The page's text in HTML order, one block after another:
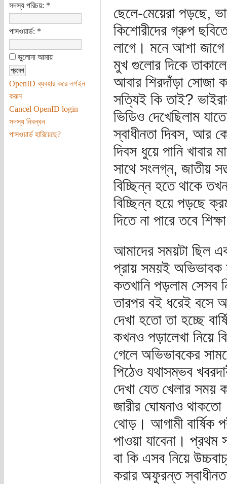
সদস্য পরিচয়: *
পাসওয়ার্ড: *
ভুলোনা আমায়
OpenID ব্যবহার করে লগইন
করুন
Cancel OpenID login
সদস্য নিবন্ধন
পাসওয়ার্ড হারিয়েছে?
ছেলে-মেয়েরা পড়ছে,
কিশোরীদের গ্রুপ
লাগে। মনে আশা
মুখ গুলোর দিকে তাকালে
আবার শিরদাঁড়া সোজা
সত্যিই কি তাই?
ভিডিও দেখেছিলাম
স্বাধীনতা দিবস, আর
দিবস ধুয়ে পানি খাবার
সাথে সংলগ্ন, জাতীয়
বিচ্ছিন্ন হতে থাকে
বিচ্ছিন্ন হয়ে পড়ছে
দিতে না পারে তবে
আমাদের সময়টা ছিল
প্রায় সময়ই অভিভাবক
কতখানি পড়লাম সেসব
তারপর বই ধরেই বসে
দেখা হতো তা হচ্ছে
কখনও পড়ালেখা নিয়ে
গেলে অভিভাবকের
পিঠেও যথাসম্ভব
দেখা যেত খেলার সময়
জারীর ঘোষনাও
থোড়। আগামী বার্ষিক
পাওয়া যাবেনা। প্রথম
বা কি এসব নিয়ে
করার অফুরন্ত